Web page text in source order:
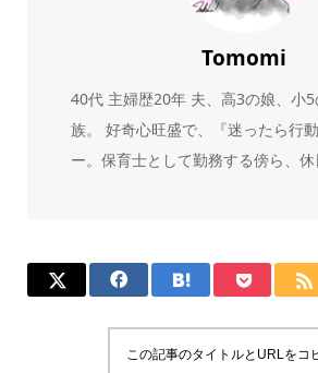
Tomomi
40代 主婦歴20年 夫、高3の娘、小
族。 好奇心旺盛で、『迷ったら行
ー。保育士として勤務する傍ら、
この記事のタイトルとURLをコ